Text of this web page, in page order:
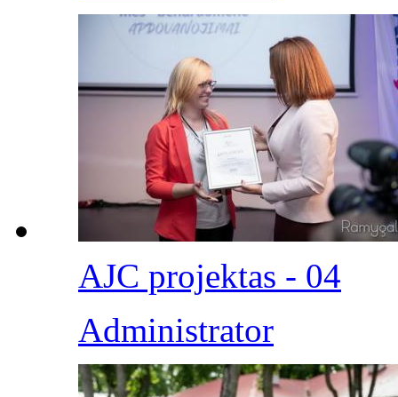
AJC projektas - 04
Administrator